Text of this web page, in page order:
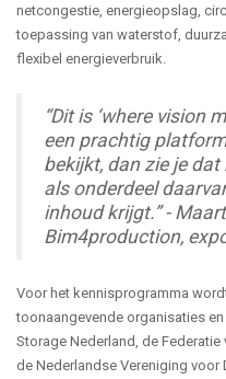
netcongestie, energieopslag,
toepassing van waterstof,
flexibel energieverbruik.
“Dit is ‘where vision
een prachtig
bekijkt, dan zie je
als onderdeel
inhoud krijgt.” -
Bim4production,
Voor het kennisprogramma
toonaangevende organisaties en
Storage Nederland, de Federatie
de Nederlandse Vereniging voor